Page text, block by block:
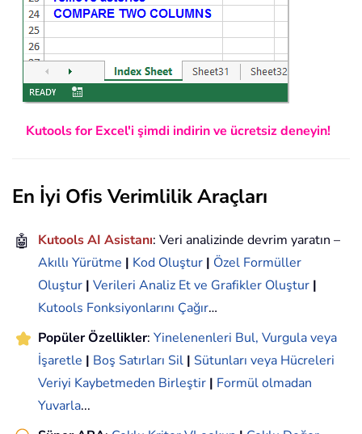
Kutools for Excel'i şimdi indirin ve ücretsiz deneyin!
En İyi Ofis Verimlilik Araçları
🤖 Kutools AI Asistanı: Veri analizinde devrim yaratın –
Akıllı Yürütme | Kod Oluştur | Özel Formüller
Oluştur | Verileri Analiz Et ve Grafikler Oluştur |
Kutools Fonksiyonlarını Çağır…
Popüler Özellikler: Yinelenenleri Bul, Vurgula veya
İşaretle | Boş Satırları Sil | Sütunları veya Hücreleri
Veriyi Kaybetmeden Birleştir | Formül olmadan
Yuvarla...